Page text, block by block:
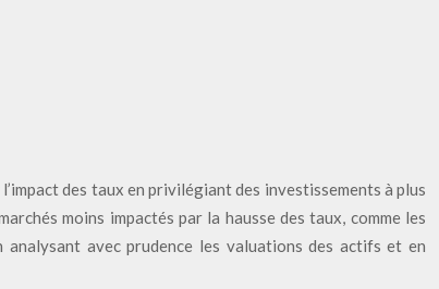
des taux en privilégiant des investissements à plus
moins impactés par la hausse des taux, comme les
avec prudence les valuations des actifs et en